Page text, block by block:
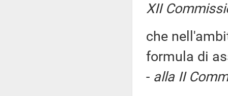
XII
che
formula di
- alla II